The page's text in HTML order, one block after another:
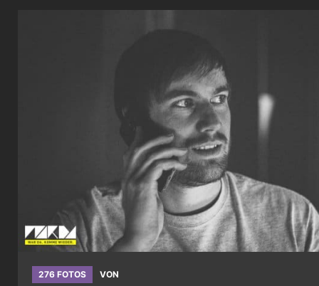
276 FOTOS VON